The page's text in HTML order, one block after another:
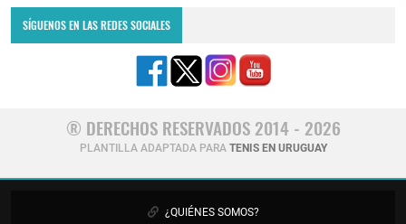
SÍGUENOS EN LAS REDES SOCIALES
® DERECHOS RESERVADOS 2014 - 2026
PLANTILLA ADAPTADA PARA TENIS EN URUGUAY
¿QUIÉNES SOMOS?